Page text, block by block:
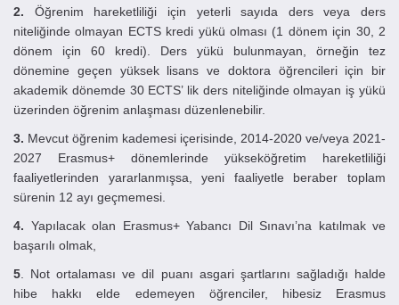
2. Öğrenim hareketliliği için yeterli sayıda ders veya ders
niteliğinde olmayan ECTS kredi yükü olması (1 dönem için 30, 2
dönem için 60 kredi). Ders yükü bulunmayan, örneğin tez
dönemine geçen yüksek lisans ve doktora öğrencileri için bir
akademik dönemde 30 ECTS’ lik ders niteliğinde olmayan iş yükü
üzerinden öğrenim anlaşması düzenlenebilir.
3. Mevcut öğrenim kademesi içerisinde, 2014-2020 ve/veya 2021-
2027 Erasmus+ dönemlerinde yükseköğretim hareketliliği
faaliyetlerinden yararlanmışsa, yeni faaliyetle beraber toplam
sürenin 12 ayı geçmemesi.
4. Yapılacak olan Erasmus+ Yabancı Dil Sınavı’na katılmak ve
başarılı olmak,
5 . Not ortalaması ve dil puanı asgari şartlarını sağladığı halde
hibe hakkı elde edemeyen öğrenciler, hibesiz Erasmus